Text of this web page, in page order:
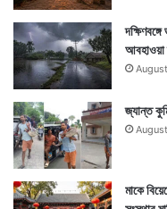
থাকে। যেমন চাকরির
যাওয়া, পরীক্ষা, বাড়ি
অমৃতযোগ ও মাহেন্দ্রযোগে
জ্যান্ত
মাকে